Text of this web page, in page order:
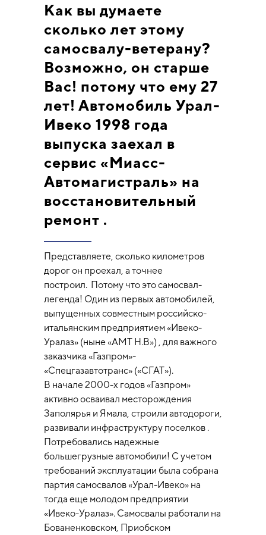
Как вы думаете
сколько лет этому
самосвалу-ветерану?
Возможно, он старше
Вас! потому что ему 27
лет! Автомобиль Урал-
Ивеко 1998 года
выпуска заехал в
сервис «Миасс-
Автомагистраль» на
восстановительный
ремонт .
Представляете, сколько километров
дорог он проехал, а точнее
построил. Потому что это самосвал-
легенда! Один из первых автомобилей,
выпущенных совместным российско-
итальянским предприятием «Ивеко-
Уралаз» (ныне «АМТ Н.В») , для важного
заказчика «Газпром»-
«Спецгазавтотранс» («СГАТ»).
В начале 2000-х годов «Газпром»
активно осваивал месторождения
Заполярья и Ямала, строили автодороги,
развивали инфраструктуру поселков .
Потребовались надежные
большегрузные автомобили! С учетом
требований эксплуатации была собрана
партия самосвалов «Урал-Ивеко» на
тогда еще молодом предприятии
«Ивеко-Уралаз». Самосвалы работали на
Бованенковском, Приобском